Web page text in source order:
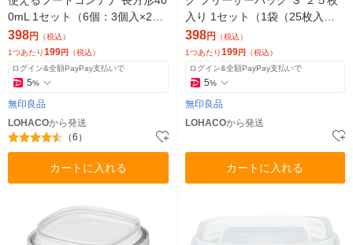
0mL 1セット（6個：3個入×2）
良品計画
398円
（税込）
1つあたり199円 （税込）
ログイン&全額PayPay支払いで
5%
無印良品
LOHACOから発送
（6）
カートに入れる
入り 1セット（1袋（25枚入）×
2） 良品計画
398円
（税込）
1つあたり199円 （税込）
ログイン&全額PayPay支払いで
5%
無印良品
LOHACOから発送
カートに入れる